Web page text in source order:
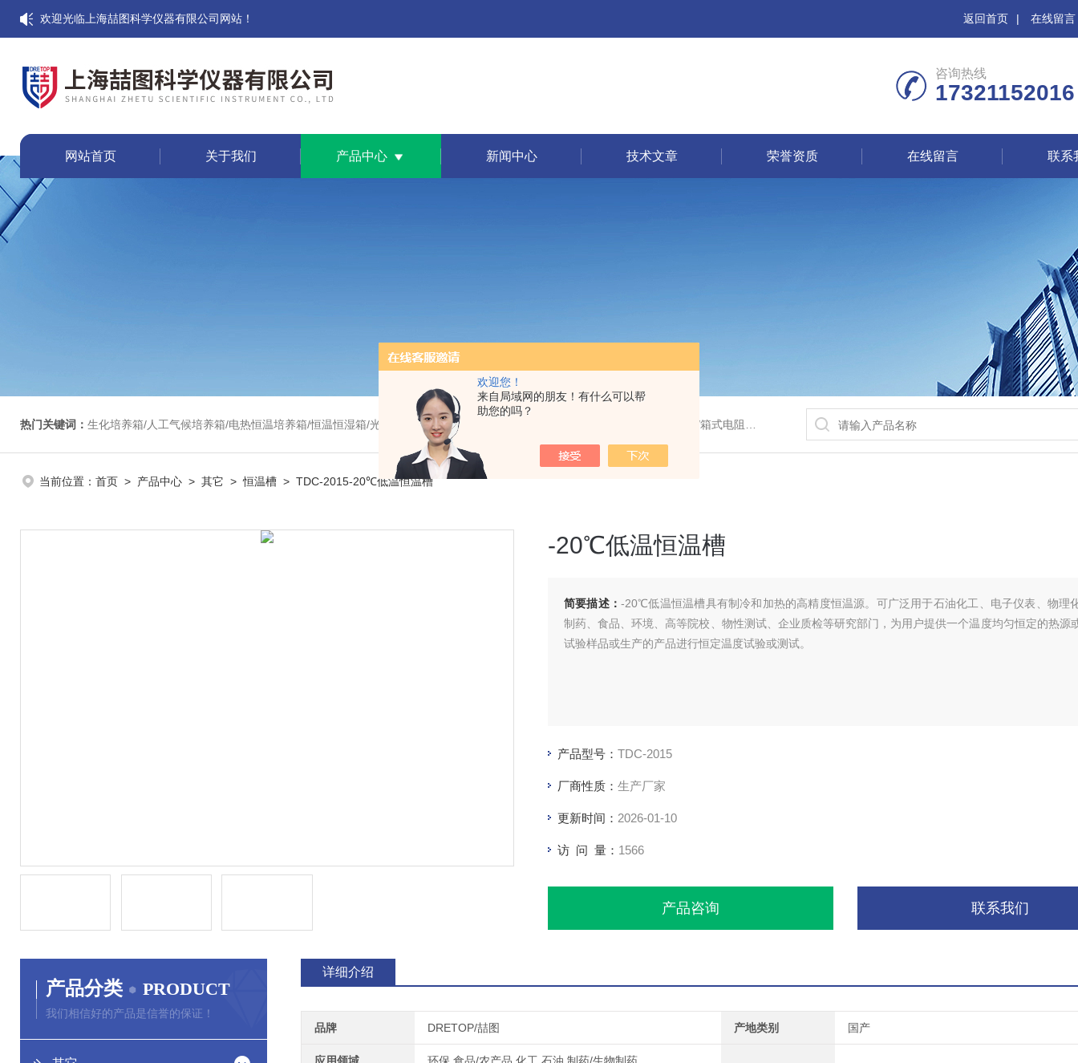
欢迎您！
来自局域网的朋友！有什么可以帮
助您的吗？
欢迎光临上海喆图科学仪器有限公司网站！ 返回首页 | 在线留言
咨询热线
17321152016
网站首页 关于我们 产品中心 新闻中心 技术文章 荣誉资质 在线留言 联系
热门关键词： 生化培养箱/人工气候培养箱/电热恒温培养箱/恒温恒湿箱/光照培养箱/二氧化碳培养箱等/恒温干燥箱/真空干燥箱/高温烘箱等/箱式电阻炉/陶瓷纤维马弗炉/高温马弗炉/管式炉/气氛炉/试验箱/摇床/振荡器/水槽/水浴锅等
当前位置： 首页 > 产品中心 > 其它 >恒温槽 > TDC-2015-20℃低温恒温槽
-20℃低温恒温槽
简要描述：-20℃低温恒温槽具有制冷和加热的高精度恒温源。可广泛用于石油化工、电子仪表、物理
制药、食品、环境、高等院校、物性测试、企业质检等研究部门，为用户提供一个温度均匀恒定的热源
试验样品或生产的产品进行恒定温度试验或测试。
产品型号： TDC-2015
厂商性质： 生产厂家
更新时间： 2026-01-10
访 问 量： 1566
产品咨询 联系我们
产品分类 PRODUCT
我们相信好的产品是信誉的保证！
详细介绍
品牌 DRETOP/喆图 产地类别 国产